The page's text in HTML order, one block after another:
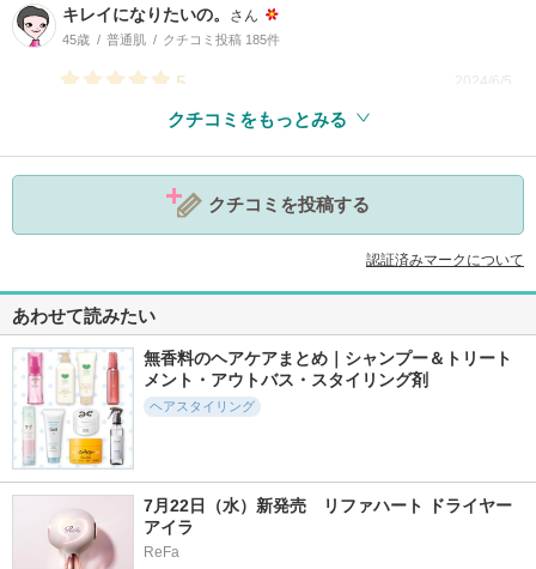
キレイになりたいの。 さん
45歳 普通肌 クチコミ投稿 185件
5 2024/6/5
参考になった 0
クチコミをもっとみる
クチコミを投稿する
認証済みマークについて
あわせて読みたい
無香料のヘアケアまとめ｜シャンプー＆トリート
メント・アウトバス・スタイリング剤
ヘアスタイリング
7月22日（水）新発売　リファハート ドライヤー
アイラ
ReFa